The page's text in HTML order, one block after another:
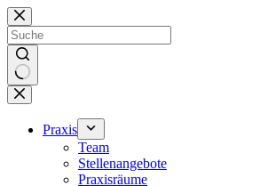
Zum
Inhalt
springen
Keine
Ergebnisse
Praxis
Team
Stellenangebote
Praxisräume